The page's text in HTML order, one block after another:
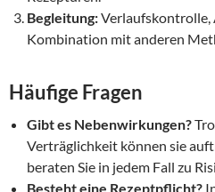
Begleitung:Verlaufskontrolle,
Kombination mit anderen
Häufige Fragen
Gibt es Nebenwirkungen?
Verträglichkeit können sie
beraten Sie in jedem Fall zu
Besteht eine Rezeptpflicht?